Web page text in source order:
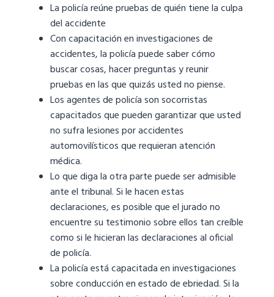
La policía reúne pruebas de quién tiene la culpa
del accidente
Con capacitación en investigaciones de
accidentes, la policía puede saber cómo
buscar cosas, hacer preguntas y reunir
pruebas en las que quizás usted no piense.
Los agentes de policía son socorristas
capacitados que pueden garantizar que usted
no sufra lesiones por accidentes
automovilísticos que requieran atención
médica.
Lo que diga la otra parte puede ser admisible
ante el tribunal. Si le hacen estas
declaraciones, es posible que el jurado no
encuentre su testimonio sobre ellos tan creíble
como si le hicieran las declaraciones al oficial
de policía.
La policía está capacitada en investigaciones
sobre conducción en estado de ebriedad. Si la